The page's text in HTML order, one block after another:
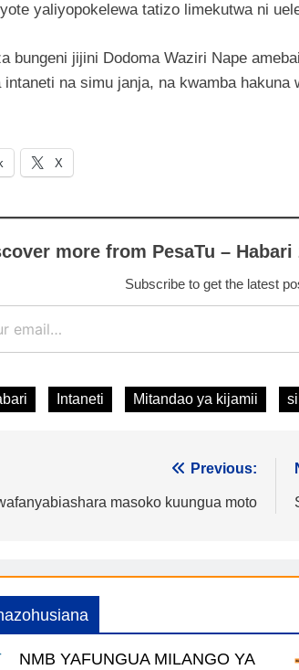
yaliyopokelewa tatizo limekutwa ni
bungeni jijini Dodoma Waziri Nape
na simu janja, na kwamba hakuna
X
more from PesaTu –
Subscribe to get the latest
Intaneti Mitandao ya kijamii
Previous:
masoko kuungua moto
NMB YAFUNGUA MILANGO YA